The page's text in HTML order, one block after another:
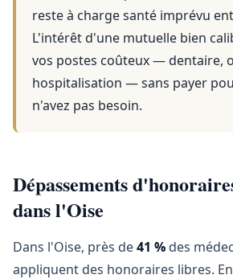
reste à charge santé imprévu
L'intérêt d'une mutuelle bien
vos postes coûteux — dentaire,
hospitalisation — sans payer
n'avez pas besoin.
Dépassements
dans l'Oise
Dans l'Oise, près de41 % des
appliquent des honoraires libres.